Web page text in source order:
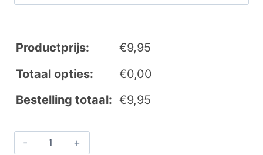
Productprijs: €9,95
Totaal opties:
€0,00
Bestelling totaal: €9,95